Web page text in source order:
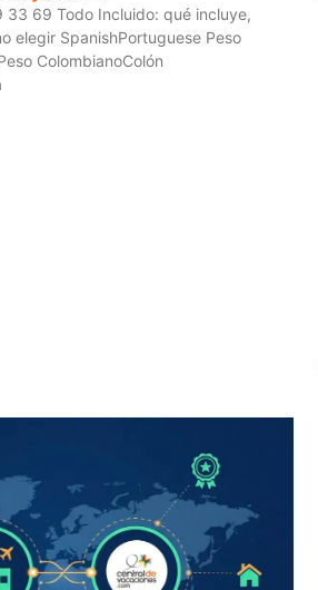
69 Todo Incluido: qué incluye,
elegir SpanishPortuguese Peso
ColombianoColón